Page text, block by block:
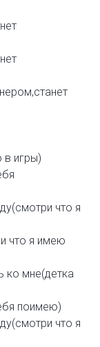
в игры)
что я
что я имею
ко мне(детка
поимею)
что я